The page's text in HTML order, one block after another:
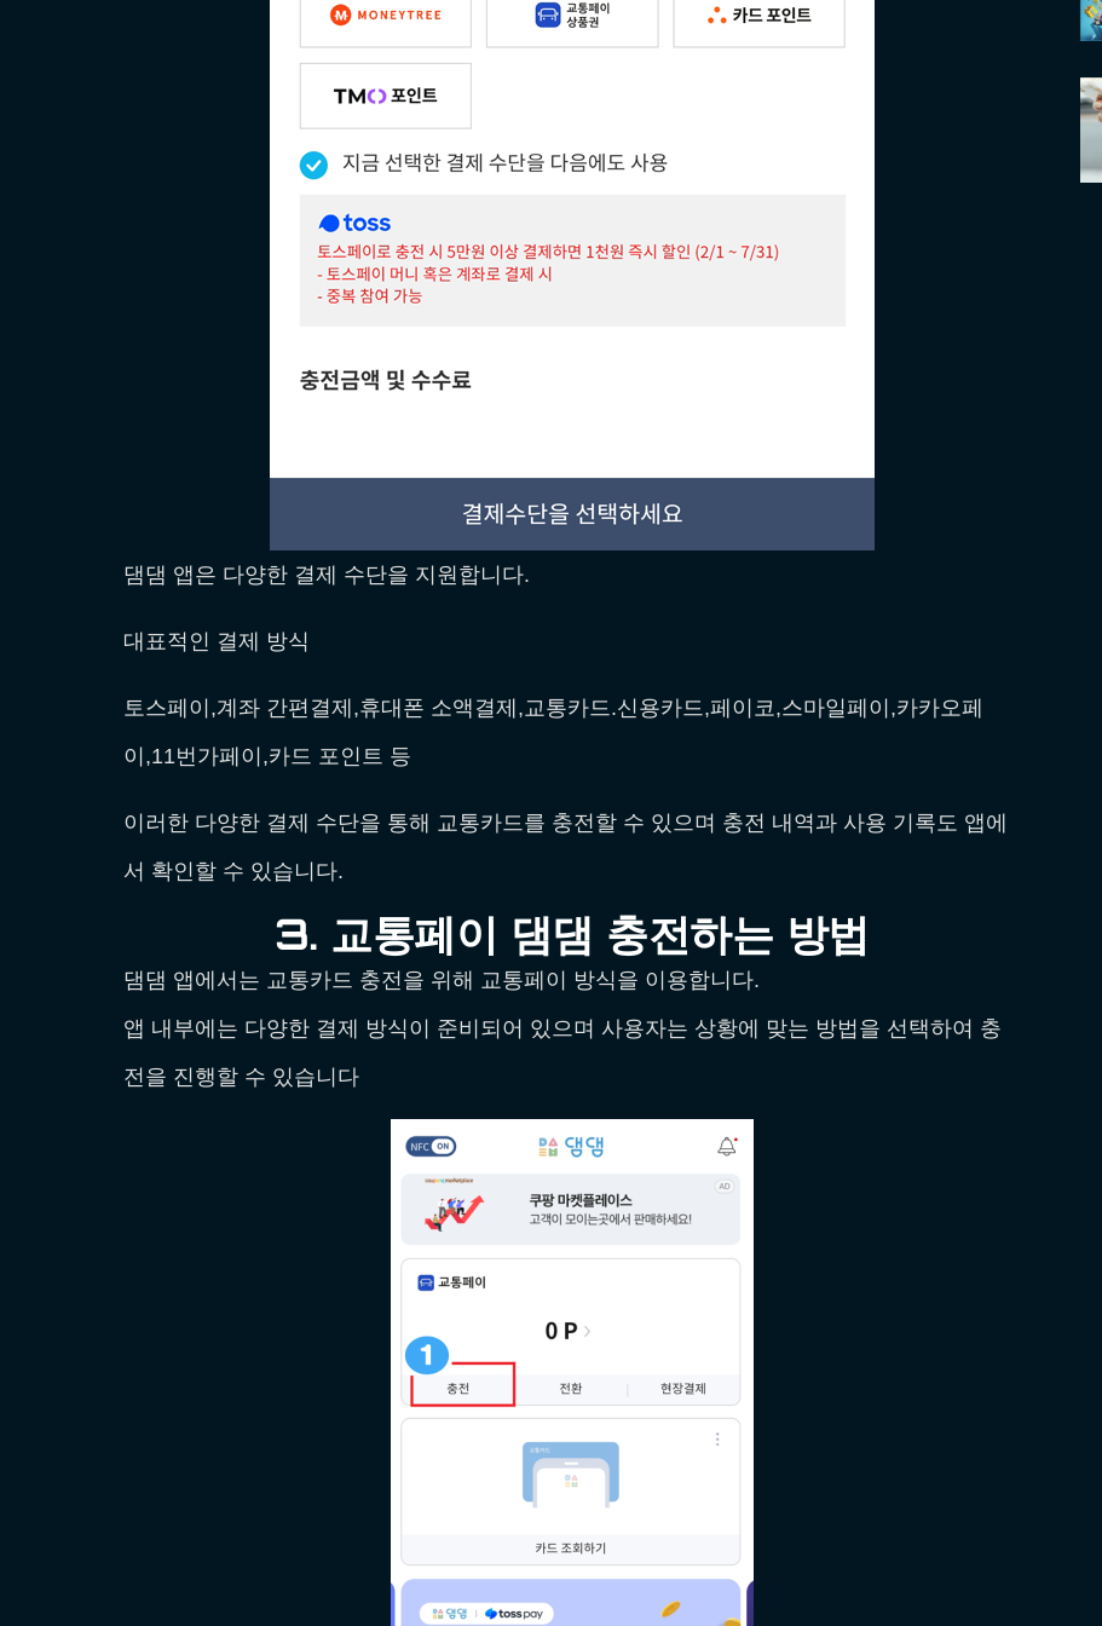
댐댐 앱은 다양한 결제 수단을 지원합니다.
대표적인 결제 방식
토스페이,계좌 간편결제,휴대폰 소액결제,교통카드.신용카드,페이코,스마일페이,카카오페
이,11번가페이,카드 포인트 등
이러한 다양한 결제 수단을 통해 교통카드를 충전할 수 있으며 충전 내역과 사용 기록도 앱에
서 확인할 수 있습니다.
3. 교통페이 댐댐 충전하는 방법
댐댐 앱에서는 교통카드 충전을 위해 교통페이 방식을 이용합니다.
앱 내부에는 다양한 결제 방식이 준비되어 있으며 사용자는 상황에 맞는 방법을 선택하여 충
전을 진행할 수 있습니다